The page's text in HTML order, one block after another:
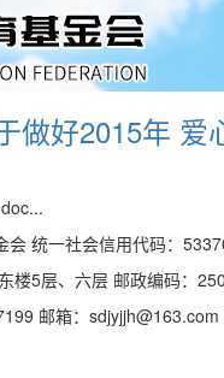
做好2015年
会 统一社会信用代码：
楼5层、六层 邮政编码：
邮箱：sdjyjjh@163.com